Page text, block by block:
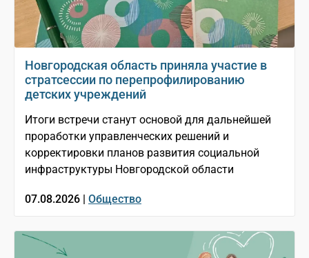
Новгородская область приняла участие в
стратсессии по перепрофилированию
детских учреждений
Итоги встречи станут основой для дальнейшей
проработки управленческих решений и
корректировки планов развития социальной
инфраструктуры Новгородской области
07.08.2026 | Общество